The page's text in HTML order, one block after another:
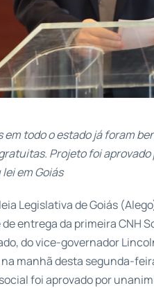
em todo o estado já foram
Projeto foi
em Goiás
Legislativa de Goiás
entrega da primeira CNH
do vice-governador
manhã desta segunda-
foi aprovado por